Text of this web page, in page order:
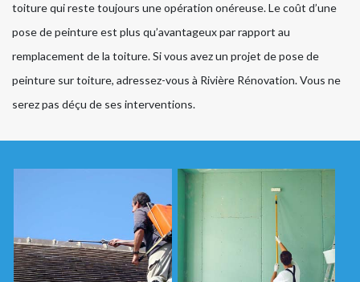
toiture qui reste toujours une opération onéreuse. Le coût d’une
pose de peinture est plus qu’avantageux par rapport au
remplacement de la toiture. Si vous avez un projet de pose de
peinture sur toiture, adressez-vous à Rivière Rénovation. Vous ne
serez pas déçu de ses interventions.